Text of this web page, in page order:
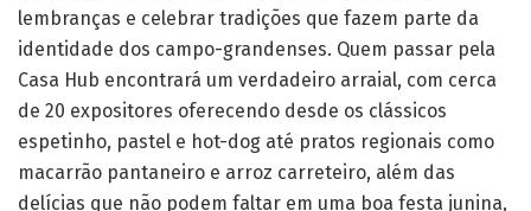
lembranças e celebrar tradições que fazem parte da
identidade dos campo-grandenses. Quem passar pela
Casa Hub encontrará um verdadeiro arraial, com cerca
de 20 expositores oferecendo desde os clássicos
espetinho, pastel e hot-dog até pratos regionais como
macarrão pantaneiro e arroz carreteiro, além das
delícias que não podem faltar em uma boa festa junina,